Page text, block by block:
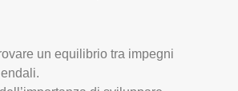
un equilibrio tra impegni